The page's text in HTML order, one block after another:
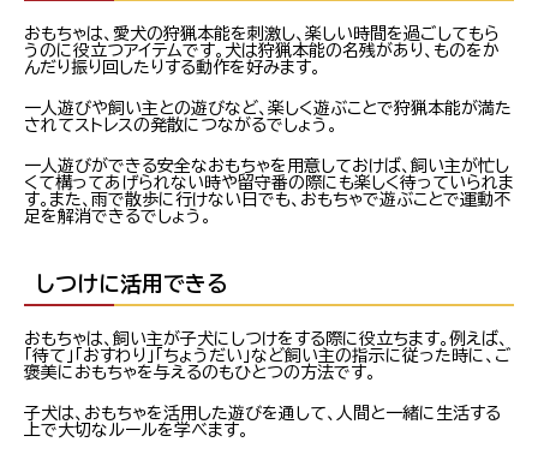
おもちゃは、愛犬の狩猟本能を刺激し、楽しい時間を過ごしてもら
うのに役立つアイテムです。犬は狩猟本能の名残があり、ものをか
んだり振り回したりする動作を好みます。
一人遊びや飼い主との遊びなど、楽しく遊ぶことで狩猟本能が満た
されてストレスの発散につながるでしょう。
一人遊びができる安全なおもちゃを用意しておけば、飼い主が忙し
くて構ってあげられない時や留守番の際にも楽しく待っていられま
す。また、雨で散歩に行けない日でも、おもちゃで遊ぶことで運動不
足を解消できるでしょう。
しつけに活用できる
おもちゃは、飼い主が子犬にしつけをする際に役立ちます。例えば、
「待て」「おすわり」「ちょうだい」など飼い主の指示に従った時に、ご
褒美におもちゃを与えるのもひとつの方法です。
子犬は、おもちゃを活用した遊びを通して、人間と一緒に生活する
上で大切なルールを学べます。